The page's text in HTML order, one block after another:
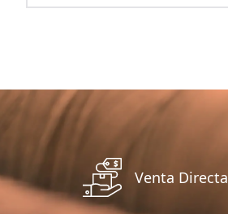
Venta Directa